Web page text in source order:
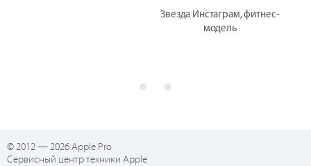
Звезда Инстаграм, фитнес-
модель
© 2012 — 2026 Apple Pro
Сервисный центр техники Apple